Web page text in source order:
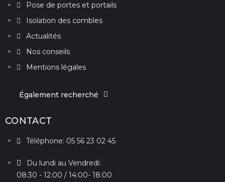
Pose de portes et portails
Isolation des combles
Actualités
Nos conseils
Mentions légales
Également recherché
CONTACT
Téléphone: 05 56 23 02 45
Du lundi au Vendredi:
08:30 - 12:00 / 14:00- 18:00